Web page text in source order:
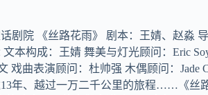
剧院 《丝路花雨》 剧本：王婧、赵淼
本构成：王婧 舞美与灯光顾问：Eric
曲表演顾问：杜帅强 木偶顾问：Jade
年、越过一万二千公里的旅程……《丝